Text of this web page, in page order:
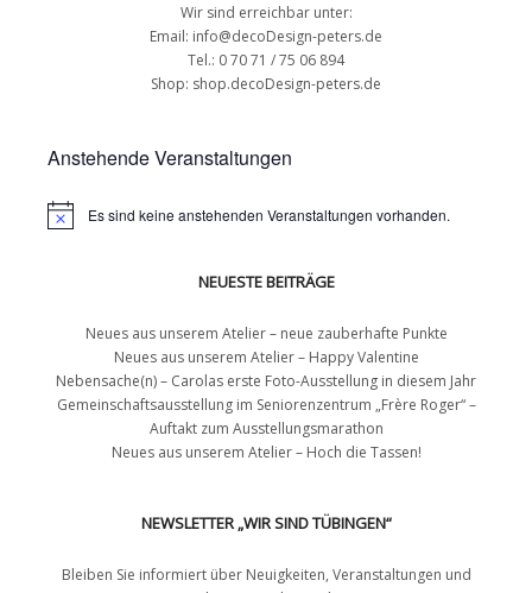
Wir sind erreichbar unter:
Email: info@decoDesign-peters.de
Tel.: 0 70 71 / 75 06 894
Shop: shop.decoDesign-peters.de
Anstehende Veranstaltungen
Es sind keine anstehenden Veranstaltungen vorhanden.
NEUESTE BEITRÄGE
Neues aus unserem Atelier – neue zauberhafte Punkte
Neues aus unserem Atelier – Happy Valentine
Nebensache(n) – Carolas erste Foto-Ausstellung in diesem Jahr
Gemeinschaftsausstellung im Seniorenzentrum „Frère Roger“ –
Auftakt zum Ausstellungsmarathon
Neues aus unserem Atelier – Hoch die Tassen!
NEWSLETTER „WIR SIND TÜBINGEN“
Bleiben Sie informiert über Neuigkeiten, Veranstaltungen und